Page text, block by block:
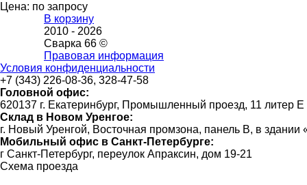
Цена: по запросу
В корзину
2010 - 2026
Сварка 66 ©
Правовая информация
Условия конфиденциальности
+7 (343) 226-08-36, 328-47-58
Головной офис:
620137 г. Екатеринбург, Промышленный проезд, 11 литер Е
Склад в Новом Уренгое:
г. Новый Уренгой, Восточная промзона, панель В, в
Мобильный офис в Санкт-Петербурге:
г Санкт-Петербург, переулок Апраксин, дом 19-21
Схема проезда